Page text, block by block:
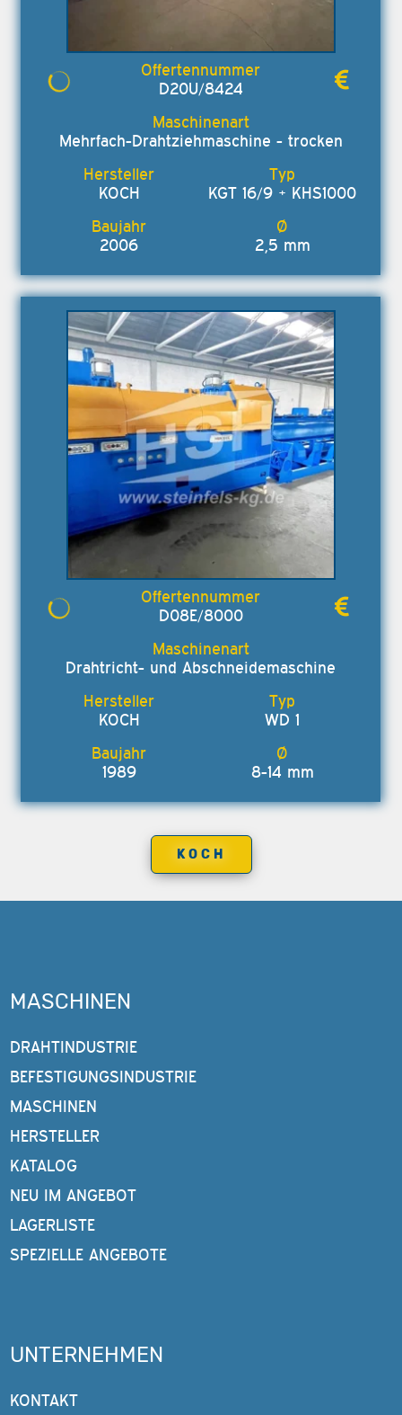
D20U/8424
Mehrfach-Drahtziehmaschine - trocken
KOCH KGT 16/9 + KHS1000
2006 2,5 mm
D08E/8000
Drahtricht- und Abschneidemaschine
KOCH WD 1
1989 8-14 mm
KOCH
MASCHINEN
DRAHTINDUSTRIE
BEFESTIGUNGSINDUSTRIE
MASCHINEN
HERSTELLER
KATALOG
NEU IM ANGEBOT
LAGERLISTE
SPEZIELLE ANGEBOTE
UNTERNEHMEN
KONTAKT